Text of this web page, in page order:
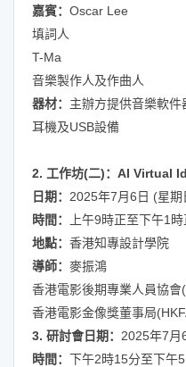
嘉賓： Oscar Lee
填詞人
T-Ma
音樂製作人及作曲人
器材： 主辦方提供音樂軟件
耳機及USB設備
2. 工作坊(二)：AI Virtual
日期： 2025年7月6日 (星期
時間：
上午9時正至下午1時
地點： 香港知專設計學院
導師： 麥振鴻
香港電影後期專業人員協會
香港電影金像獎董事局
3. 研討會日期： 2025年7月
時間： 下午2時15分至下午